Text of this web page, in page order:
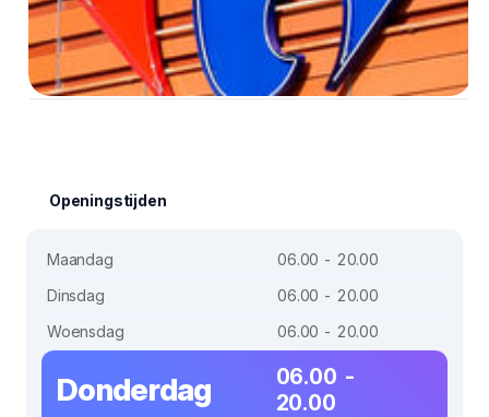
Openingstijden
Maandag
06.00 - 20.00
Dinsdag
06.00 - 20.00
Woensdag
06.00 - 20.00
Donderdag
06.00 -
20.00